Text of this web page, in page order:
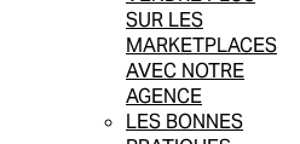
SUR LES
MARKETPLACES
AVEC NOTRE
AGENCE
LES BONNES